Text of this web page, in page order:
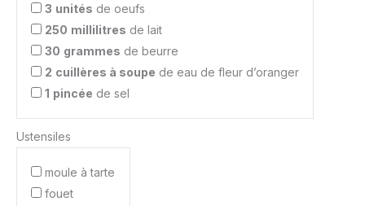
3 unités de oeufs
250 millilitres de lait
30 grammes de beurre
2 cuillères à soupe de eau de fleur d’oranger
1 pincée de sel
Ustensiles
moule à tarte
fouet